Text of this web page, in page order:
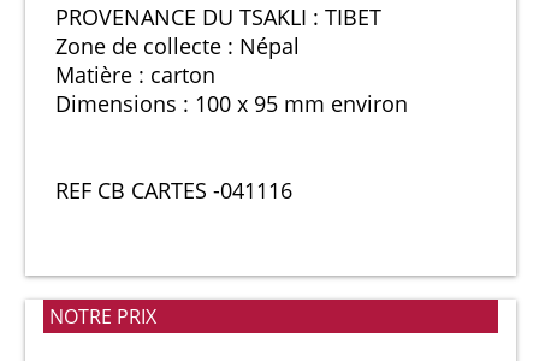
PROVENANCE DU TSAKLI : TIBET
Zone de collecte : Népal
Matière : carton
Dimensions : 100 x 95 mm environ
REF CB CARTES -041116
NOTRE PRIX